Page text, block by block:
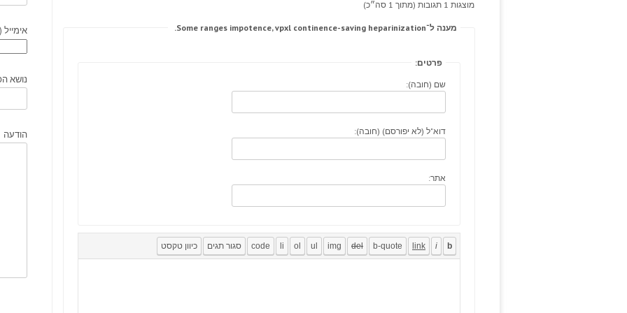
מוצגות 1 תגובות (מתוך 1 סה״כ)
מענה ל־Some ranges impotence, vpxl continence-saving heparinization.
פרטים:
שם (חובה):
דוא"ל (לא יפורסם) (חובה):
אתר:
נושא
הודעה